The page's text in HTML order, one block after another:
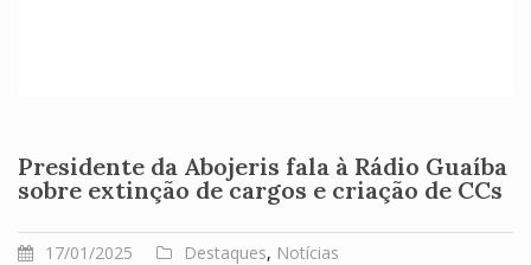
Presidente da Abojeris fala à Rádio Guaíba
sobre extinção de cargos e criação de CCs
17/01/2025 Destaques, Notícias